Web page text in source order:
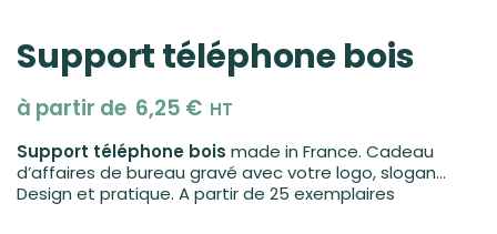
Support téléphone bois
à partir de 6,25 € HT
Support téléphone bois made in France. Cadeau
d’affaires de bureau gravé avec votre logo, slogan…
Design et pratique. A partir de 25 exemplaires